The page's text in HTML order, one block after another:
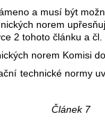
a musí být
norem
2 tohoto článku a
norem Komisi
technické normy
Článek 7